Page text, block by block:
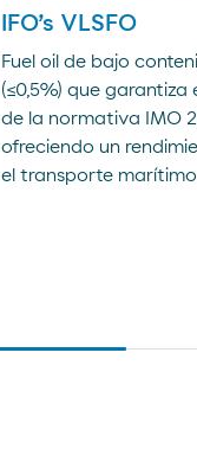
IFO’s VLSFO
Fuel oil de bajo
(≤0,5%) que garantiza
de la normativa IMO
ofreciendo un
el transporte